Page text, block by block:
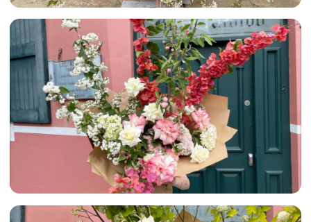
Их видео с флористами хочется пересматривать и
наслаждаться разнообразием текстур и сезонных
цветов!
Хотим поделиться с вами примерами австралийской
флористики и пожелать не бояться проявляться и
раскрываться. Все возможно! Верьте в это,
прикладывайте усилия, и все получится лучшим